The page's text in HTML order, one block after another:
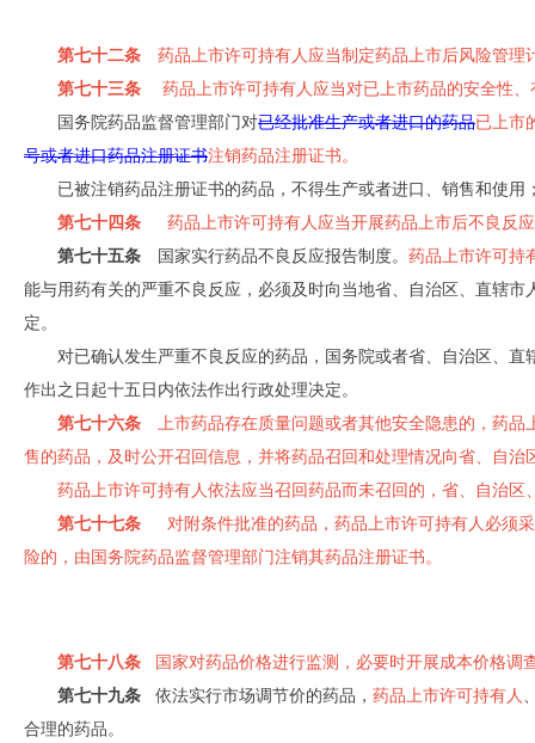
第七十二条 药品上市许可持有人应当制定药品上市后风险管理
第七十三条 药品上市许可持有人应当对已上市药品的安全性、
国务院药品监督管理部门对已经批准生产或者进口的药品已上市
号或者进口药品注册证书注销药品注册证书。
已被注销药品注册证书的药品，不得生产或者进口、销售和使
第七十四条
药品上市许可持有人应当开展药品上市后不良反
第七十五条 国家实行药品不良反应报告制度。 药品上市许可持
能与用药有关的严重不良反应，必须及时向当地省、自治区、直辖
定。
对已确认发生严重不良反应的药品，国务院或者省、自治区、
作出之日起十五日内依法作出行政处理决定。
第七十六条 上市药品存在质量问题或者其他安全隐患的，药品
售的药品，及时公开召回信息，并将药品召回和处理情况向省、自
药品上市许可持有人依法应当召回药品而未召回的，省、自治
第七十七条 对附条件批准的药品，药品上市许可持有人必须采
险的，由国务院药品监督管理部门注销其药品注册证书。
第七十八条 国家对药品价格进行监测，必要时开展成本价格调
第七十九条 依法实行市场调节价的药品， 药品上市许可持有人
合理的药品。